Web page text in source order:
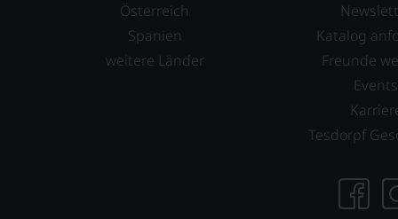
Barone Ricasoli
Barons de Rothschild
Österreich
Spanien
weitere Länder
Katalog
Freunde
Events
Tesdorpf